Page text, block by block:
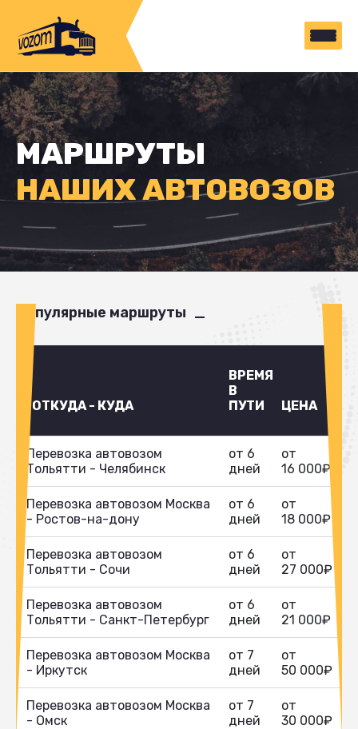
МАРШРУТЫ
НАШИХ АВТОВОЗОВ
Популярные маршруты
ОТКУДА - КУДА
ВРЕМЯ
В
ПУТИ
ЦЕНА
Перевозка автовозом
Тольятти - Челябинск
от 6
дней
от
16 000₽
Перевозка автовозом Москва
- Ростов-на-дону
от 6
дней
от
18 000₽
Перевозка автовозом
Тольятти - Сочи
от 6
дней
от
27 000₽
Перевозка автовозом
Тольятти - Санкт-Петербург
от 6
дней
от
21 000₽
Перевозка автовозом Москва
- Иркутск
от 7
дней
от
50 000₽
Перевозка автовозом Москва
- Омск
от 7
дней
от
30 000₽